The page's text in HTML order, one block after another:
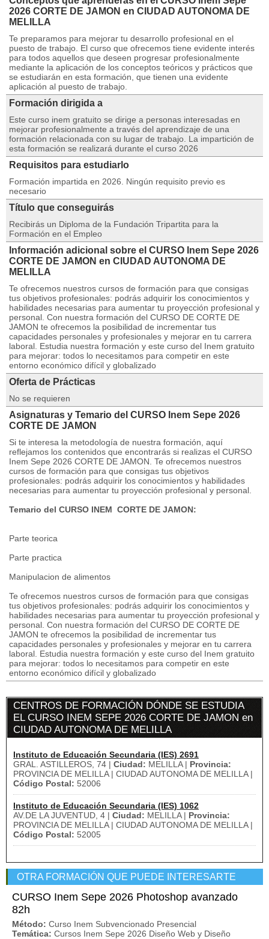
2026 CORTE DE JAMON en CIUDAD AUTONOMA DE
MELILLA
Te preparamos para mejorar tu desarrollo profesional en el
puesto de trabajo. El curso que ofrecemos tiene evidente interés
para todos aquellos que deseen progresar profesionalmente
mediante la aplicación de los conceptos teóricos y prácticos que
se estudiarán en esta formación, que tienen una evidente
aplicación al puesto de trabajo.
Formación dirigida a
Este curso inem gratuito se dirige a personas interesadas en
mejorar profesionalmente a través del aprendizaje de una
formación relacionada con su lugar de trabajo. La impartición de
esta formación se realizará durante el curso 2026
Requisitos para estudiarlo
Formación impartida en 2026. Ningún requisito previo es
necesario
Título que conseguirás
Recibirás un Diploma de la Fundación Tripartita para la
Formación en el Empleo
Información adicional sobre el CURSO Inem Sepe 2026
CORTE DE JAMON en CIUDAD AUTONOMA DE
MELILLA
Te ofrecemos nuestros cursos de formación para que consigas
tus objetivos profesionales: podrás adquirir los conocimientos y
habilidades necesarias para aumentar tu proyección profesional y
personal. Con nuestra formación del CURSO DE CORTE DE
JAMON te ofrecemos la posibilidad de incrementar tus
capacidades personales y profesionales y mejorar en tu carrera
laboral. Estudia nuestra formación y este curso del Inem gratuito
para mejorar: todos lo necesitamos para competir en este
entorno económico difícil y globalizado
Oferta de Prácticas
No se requieren
Asignaturas y Temario del CURSO Inem Sepe 2026
CORTE DE JAMON
Si te interesa la metodología de nuestra formación, aquí
reflejamos los contenidos que encontrarás si realizas el CURSO
Inem Sepe 2026 CORTE DE JAMON. Te ofrecemos nuestros
cursos de formación para que consigas tus objetivos
profesionales: podrás adquirir los conocimientos y habilidades
necesarias para aumentar tu proyección profesional y personal.
Temario del CURSO INEM CORTE DE JAMON:
Parte teorica
Parte practica
Manipulacion de alimentos
Te ofrecemos nuestros cursos de formación para que consigas
tus objetivos profesionales: podrás adquirir los conocimientos y
habilidades necesarias para aumentar tu proyección profesional y
personal. Con nuestra formación del CURSO DE CORTE DE
JAMON te ofrecemos la posibilidad de incrementar tus
capacidades personales y profesionales y mejorar en tu carrera
laboral. Estudia nuestra formación y este curso del Inem gratuito
para mejorar: todos lo necesitamos para competir en este
entorno económico difícil y globalizado
CENTROS DE FORMACIÓN DÓNDE SE ESTUDIA
EL CURSO INEM SEPE 2026 CORTE DE JAMON en
CIUDAD AUTONOMA DE MELILLA
Instituto de Educación Secundaria (IES) 2691
GRAL. ASTILLEROS, 74 | Ciudad: MELILLA | Provincia:
PROVINCIA DE MELILLA | CIUDAD AUTONOMA DE MELILLA |
Código Postal: 52006
Instituto de Educación Secundaria (IES) 1062
AV.DE LA JUVENTUD, 4 | Ciudad: MELILLA | Provincia:
PROVINCIA DE MELILLA | CIUDAD AUTONOMA DE MELILLA |
Código Postal: 52005
OTRA FORMACIÓN QUE PUEDE INTERESARTE
CURSO Inem Sepe 2026 Photoshop avanzado
82h
Método: Curso Inem Subvencionado Presencial
Temática: Cursos Inem Sepe 2026 Diseño Web y Diseño